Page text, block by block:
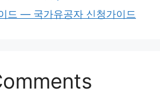
드 — 국가유공자 신청가이드